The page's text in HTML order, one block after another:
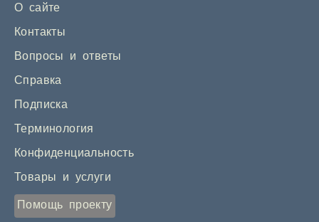
О сайте
Контакты
Вопросы и ответы
Справка
Подписка
Терминология
Конфиденциальность
Товары и услуги
Помощь проекту